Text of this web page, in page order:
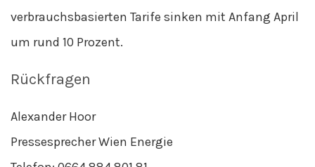
verbrauchsbasierten Tarife sinken mit Anfang April
um rund 10 Prozent.
Rückfragen
Alexander Hoor
Pressesprecher Wien Energie